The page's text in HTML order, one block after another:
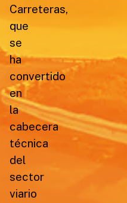
Carreteras,
que
se
ha
convertido
en
la
cabecera
técnica
del
sector
viario